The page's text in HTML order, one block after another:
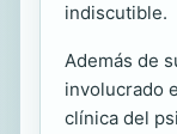
indiscutible.
Además de
involucrado
clínica del